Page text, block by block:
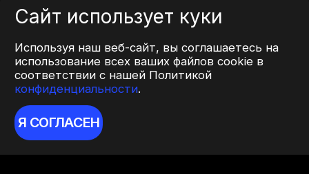
Сайт использует куки
Используя наш веб-сайт, вы соглашаетесь на
использование всех ваших файлов cookie в
соответствии с нашей Политикой
конфиденциальности.
Я СОГЛАСЕН